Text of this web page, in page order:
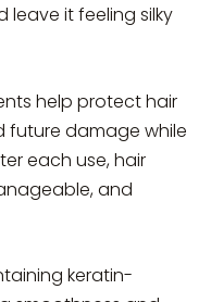
leave it feeling silky
help protect hair
future damage while
each use, hair
and
keratin-